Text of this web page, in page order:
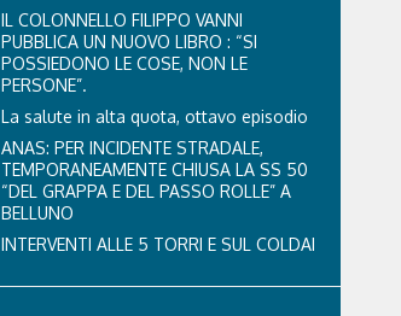
IL COLONNELLO FILIPPO VANNI
PUBBLICA UN NUOVO LIBRO : “SI
POSSIEDONO LE COSE, NON LE
PERSONE”.
La salute in alta quota, ottavo episodio
ANAS: PER INCIDENTE STRADALE,
TEMPORANEAMENTE CHIUSA LA SS 50
“DEL GRAPPA E DEL PASSO ROLLE” A
BELLUNO
INTERVENTI ALLE 5 TORRI E SUL COLDAI